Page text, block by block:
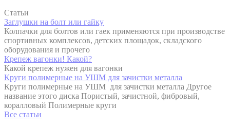
Статьи
Заглушки на болт или гайку
Колпачки для болтов или гаек применяются при производстве
спортивных комплексов, детских площадок, складского
оборудования и прочего
Крепеж вагонки! Какой?
Какой крепеж нужен для вагонки
Круги полимерные на УШМ для зачистки металла
Круги полимерные на УШМ для зачистки металла Другое
название этого диска Пористый, зачистной, фибровый,
коралловый Полимерные круги
Все статьи